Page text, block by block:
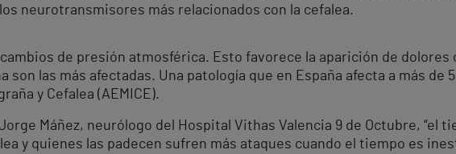
neurotransmisores más relacionados con la cefalea.
de presión atmosférica. Esto favorece la aparición de dolores
son las más afectadas. Una patología que en España afecta a más de
y Cefalea (AEMICE).
Máñez, neurólogo del Hospital Vithas Valencia 9 de Octubre, “el
y quienes las padecen sufren más ataques cuando el tiempo es